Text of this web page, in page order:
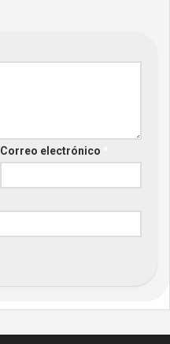
Correo electrónico